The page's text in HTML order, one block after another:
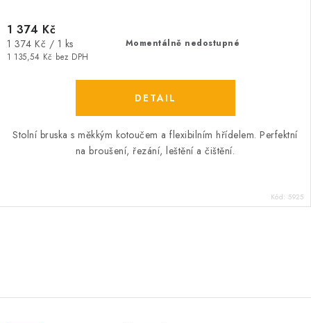
Momentálně nedostupné
1 135,54 Kč bez DPH
1 374 Kč
Měrná
cena:
1 374 Kč / 1 ks
Stolní bruska s měkkým kotoučem a flexibilním hřídelem. Perfektní
na broušení, řezání, leštění a čištění.
Kód: 5925
á